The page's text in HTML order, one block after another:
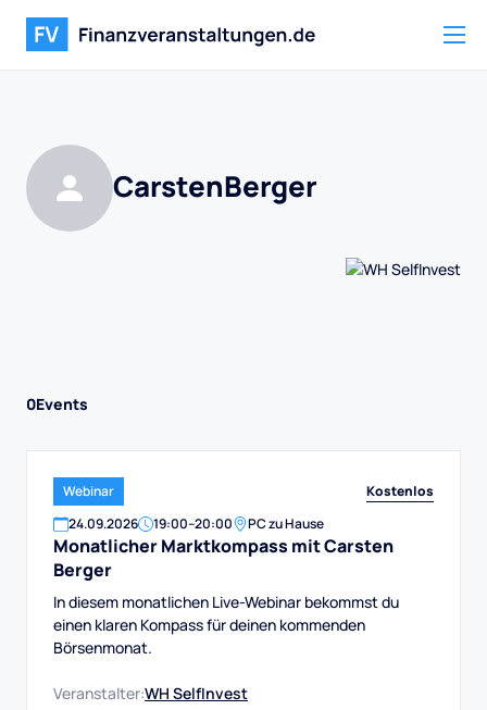
CarstenBerger
0Events
Webinar
Kostenlos
24.09.2026 19:00–20:00 PC zu Hause
Monatlicher Marktkompass mit Carsten
Berger
In diesem monatlichen Live-Webinar bekommst du
einen klaren Kompass für deinen kommenden
Börsenmonat.
Veranstalter:WH SelfInvest